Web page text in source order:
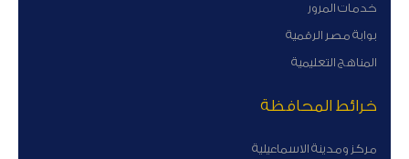
خدمات المرور
بوابة مصر الرقمية
المناهج التعليمية
خرائط المحافظة
مركز ومدينة الاسماعيلية